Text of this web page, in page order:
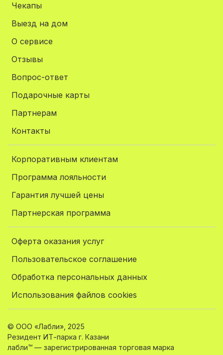
Чекапы
Выезд на дом
О сервисе
Отзывы
Вопрос-ответ
Подарочные карты
Партнерам
Контакты
Корпоративным клиентам
Программа лояльности
Гарантия лучшей цены
Партнерская программа
Оферта оказания услуг
Пользовательское соглашение
Обработка персональных данных
Использования файлов cookies
© ООО «Лабли», 2025
Резидент ИТ-парка г. Казани
лабли™ — зарегистрированная торговая марка